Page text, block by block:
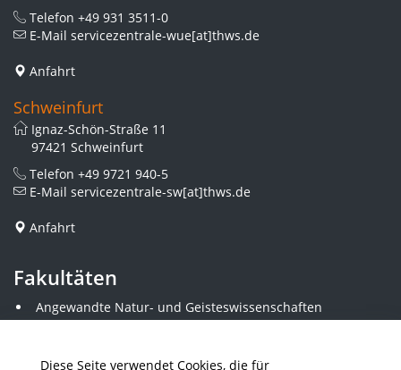
Diese Seite verwendet Cookies, die für
Telefon +49 931 3511-0
E-Mail servicezentrale-wue[at]thws.de
Anfahrt
Schweinfurt
Ignaz-Schön-Straße 11
97421 Schweinfurt
Telefon +49 9721 940-5
E-Mail servicezentrale-sw[at]thws.de
Anfahrt
Fakultäten
Angewandte Natur- und Geisteswissenschaften
Angewandte Sozialwissenschaften
Elektrotechnik